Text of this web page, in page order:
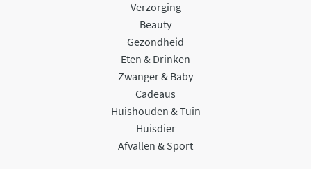
Verzorging
Beauty
Gezondheid
Eten & Drinken
Zwanger & Baby
Cadeaus
Huishouden & Tuin
Huisdier
Afvallen & Sport